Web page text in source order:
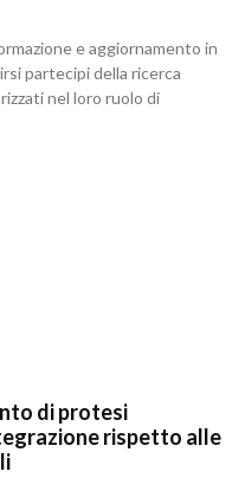
e aggiornamento in
partecipi della ricerca
nel loro ruolo di
di protesi
rispetto alle